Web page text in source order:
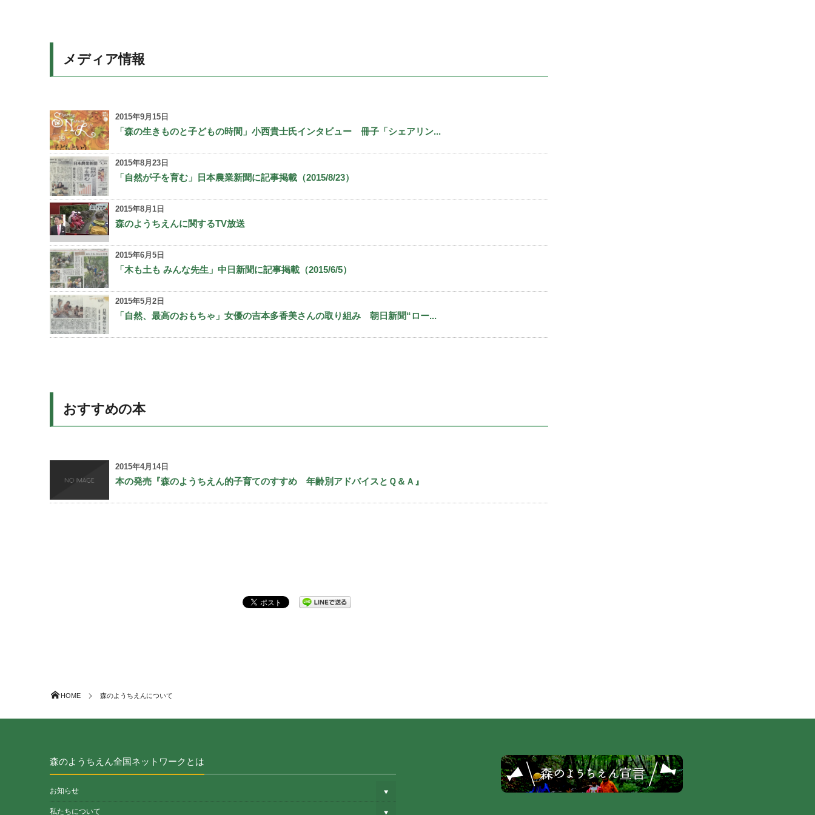
メディア情報
2015年9月15日
「森の生きものと子どもの時間」小西貴士氏インタビュー 冊子「シェアリン...
2015年8月23日
「自然が子を育む」日本農業新聞に記事掲載（2015/8/23）
2015年8月1日
森のようちえんに関するTV放送
2015年6月5日
「木も土も みんな先生」中日新聞に記事掲載（2015/6/5）
2015年5月2日
「自然、最高のおもちゃ」女優の吉本多香美さんの取り組み 朝日新聞“ロー...
おすすめの本
2015年4月14日
本の発売『森のようちえん的子育てのすすめ 年齢別アドバイスとＱ＆Ａ』
HOME 森のようちえんについて
森のようちえん全国ネットワークとは
お知らせ
私たちについて